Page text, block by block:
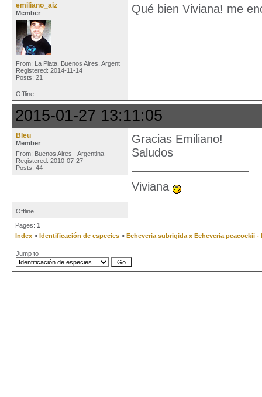
emiliano_aiz
Member
From: La Plata, Buenos Aires, Argent
Registered: 2014-11-14
Posts: 21
Qué bien Viviana! me
Offline
2015-01-27 13:11:05
Bleu
Member
From: Buenos Aires - Argentina
Registered: 2010-07-27
Posts: 44
Gracias Emiliano!
Saludos
Viviana
Offline
Pages: 1
Index » Identificación de especies » Echeveria subrigida x Echeveria peacockii -
Jump to